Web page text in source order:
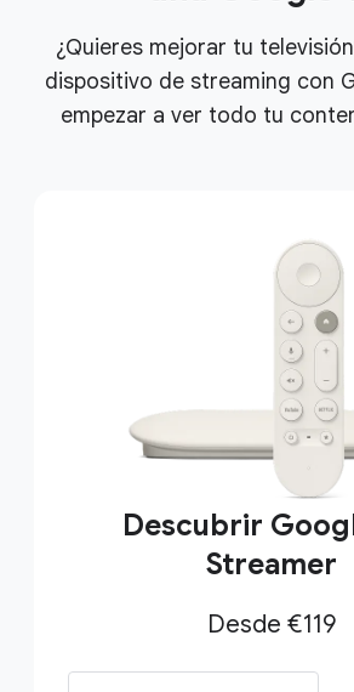
¿Quieres mejorar tu
dispositivo de streaming con
empezar a ver todo tu
Descubrir
Streamer
Desde €119